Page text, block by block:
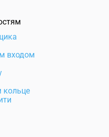
входом
кольце